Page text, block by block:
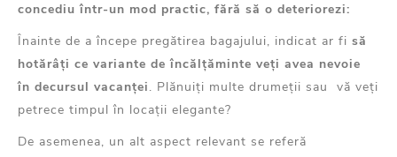
concediu într-un mod practic, fără să o deteriorezi:
Înainte de a începe pregătirea bagajului, indicat ar fi să
hotărâți ce variante de încălțăminte veți avea nevoie
în decursul vacanței. Plănuiți multe drumeții sau vă veți
petrece timpul în locații elegante?
De asemenea, un alt aspect relevant se referă